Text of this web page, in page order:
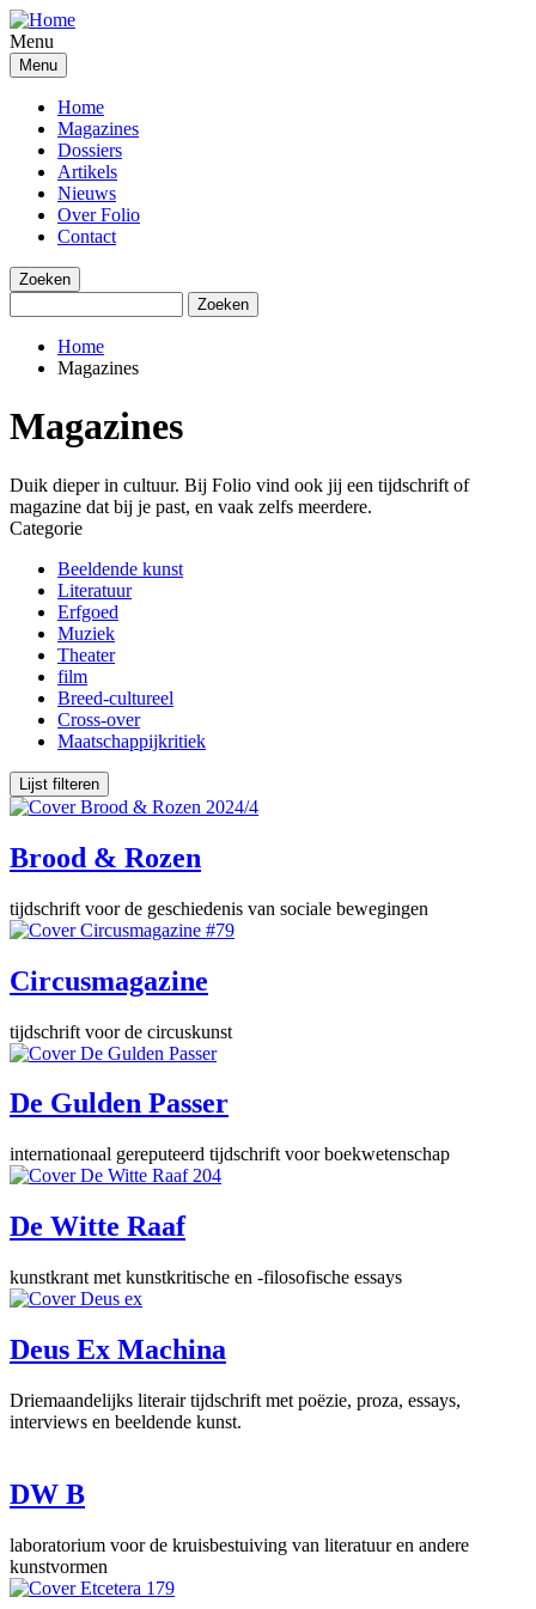
Overslaan
en
naar
de
inhoud
gaan
Menu
Menu
Home
Magazines
Dossiers
Artikels
Nieuws
Over Folio
Contact
Zoeken
Kruimelpad
Home
Magazines
Magazines
Duik dieper in cultuur. Bij Folio vind ook jij een tijdschrift of
magazine dat bij je past, en vaak zelfs meerdere.
Categorie
Beeldende kunst
Literatuur
Erfgoed
Muziek
Theater
film
Breed-cultureel
Cross-over
Maatschappijkritiek
Brood & Rozen
tijdschrift voor de geschiedenis van sociale bewegingen
Circusmagazine
tijdschrift voor de circuskunst
De Gulden Passer
internationaal gereputeerd tijdschrift voor boekwetenschap
De Witte Raaf
kunstkrant met kunstkritische en -filosofische essays
Deus Ex Machina
Driemaandelijks literair tijdschrift met poëzie, proza, essays,
interviews en beeldende kunst.
DW B
laboratorium voor de kruisbestuiving van literatuur en andere
kunstvormen